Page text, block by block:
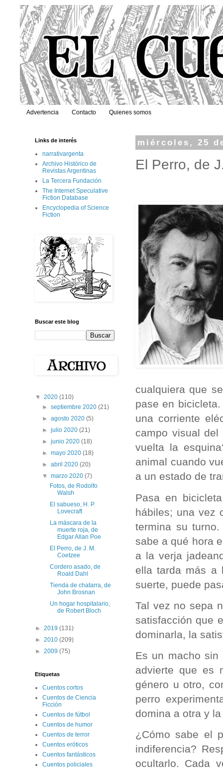
Advertencia Contacto Quienes somos
miércoles, 25
El Perro, de
cualquiera que
pase en
una corriente
campo visual
vuelta la
animal cuando
a un estado de
Pasa en
hábiles; una vez
termina su
sabe a qué hora
a la verja
ella tarda más a
suerte, puede
Tal vez no sepa
satisfacción que
dominarla, la
Es un macho sin
advierte que es
género u otro,
perro
domina a otra y
¿Cómo sabe el
indiferencia?
ocultarlo. Cada
Links de interés
narrativargenta
Archivo Histórico de
Revistas Argentinas
La Tercera Fundación
The Internet Speculative
Fiction Database
Encyclopedia of Science
Fiction
Buscar este blog
▼ 2020 (110)
►septiembre 2020(21)
►agosto 2020(5)
►julio 2020(21)
►junio 2020(18)
►mayo 2020(18)
►abril 2020(20)
▼marzo 2020(7)
Fotos, de Rodolfo
Walsh
El sabueso, H. P.
Lovecraft
La máscara de la
muerte roja, de
Edgar Allan Poe
El Perro, de J. M.
Coetzee
Cordero asado, de
Roald Dahl
Tienda de chatarra, de
John Brosnan
Un hogar hospitalario,
de Robert Bloch
► 2019 (131)
► 2010 (209)
► 2009 (75)
Etiquetas
Cuentos cortos
Cuentos de Ciencia
Ficción
Cuentos de fútbol
Cuentos de humor
Cuentos de terror
Cuentos eróticos
Cuentos fantásticos
Cuentos policiales